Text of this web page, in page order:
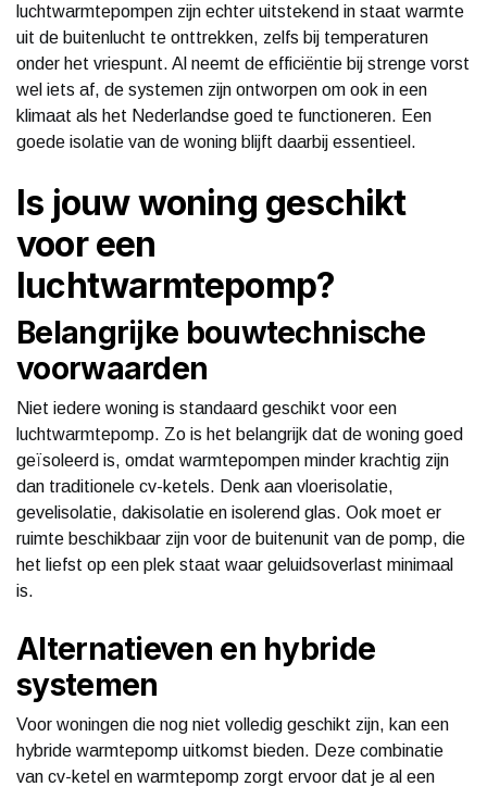
luchtwarmtepompen zijn echter uitstekend in staat warmte
uit de buitenlucht te onttrekken, zelfs bij temperaturen
onder het vriespunt. Al neemt de efficiëntie bij strenge vorst
wel iets af, de systemen zijn ontworpen om ook in een
klimaat als het Nederlandse goed te functioneren. Een
goede isolatie van de woning blijft daarbij essentieel.
Is jouw woning geschikt
voor een
luchtwarmtepomp?
Belangrijke bouwtechnische
voorwaarden
Niet iedere woning is standaard geschikt voor een
luchtwarmtepomp. Zo is het belangrijk dat de woning goed
geïsoleerd is, omdat warmtepompen minder krachtig zijn
dan traditionele cv-ketels. Denk aan vloerisolatie,
gevelisolatie, dakisolatie en isolerend glas. Ook moet er
ruimte beschikbaar zijn voor de buitenunit van de pomp, die
het liefst op een plek staat waar geluidsoverlast minimaal
is.
Alternatieven en hybride
systemen
Voor woningen die nog niet volledig geschikt zijn, kan een
hybride warmtepomp uitkomst bieden. Deze combinatie
van cv-ketel en warmtepomp zorgt ervoor dat je al een